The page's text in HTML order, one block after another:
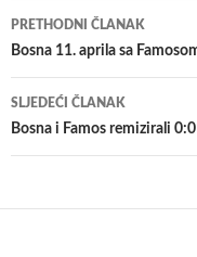
Navigacija
članaka
PRETHODNI ČLANAK
Bosna 11. aprila sa
SLJEDEĆI ČLANAK
Bosna i Famos remizirali 0:0